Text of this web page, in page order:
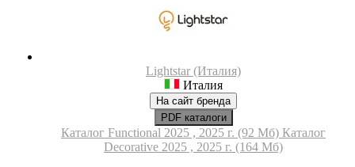
Lightstar (Италия)
Италия
На сайт бренда
PDF каталоги
Каталог Functional 2025 , 2025 г. (92 Мб) Каталог
Decorative 2025 , 2025 г. (164 Мб)